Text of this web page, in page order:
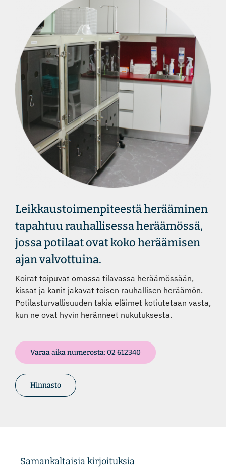
Leikkaustoimenpiteestä herääminen
tapahtuu rauhallisessa heräämössä,
jossa potilaat ovat koko heräämisen
ajan valvottuina.
Koirat toipuvat omassa tilavassa heräämössään,
kissat ja kanit jakavat toisen rauhallisen heräämön.
Potilasturvallisuuden takia eläimet kotiutetaan vasta,
kun ne ovat hyvin heränneet nukutuksesta.
Varaa aika numerosta: 02 612340
Hinnasto
Samankaltaisia kirjoituksia